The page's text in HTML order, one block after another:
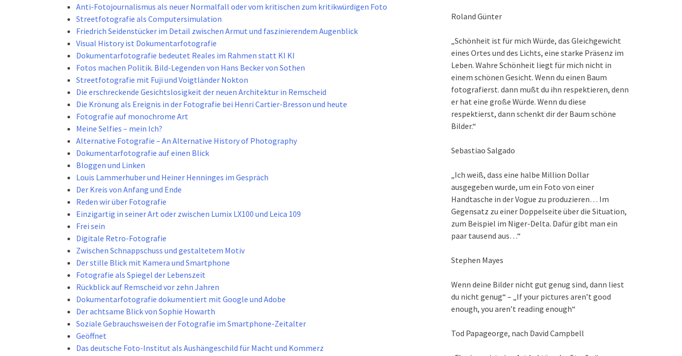
Anti-Fotojournalismus als neuer Normalfall oder vom kritischen zum kritikwürdigen Foto
Streetfotografie als Computersimulation
Friedrich Seidenstücker im Detail zwischen Armut und faszinierendem Augenblick
Visual History ist Dokumentarfotografie
Dokumentarfotografie bedeutet Reales im Rahmen statt KI KI
Fotos machen Politik. Bild-Legenden von Hans Becker von Sothen
Streetfotografie mit Fuji und Voigtländer Nokton
Die erschreckende Gesichtslosigkeit der neuen Architektur in Remscheid
Die Krönung als Ereignis in der Fotografie bei Henri Cartier-Bresson und heute
Fotografie auf monochrome Art
Meine Selfies – mein Ich?
Alternative Fotografie – An Alternative History of Photography
Dokumentarfotografie auf einen Blick
Bloggen und Linken
Louis Lammerhuber und Heiner Henninges im Gespräch
Der Kreis von Anfang und Ende
Reden wir über Fotografie
Einzigartig in seiner Art oder zwischen Lumix LX100 und Leica 109
Frei sein
Digitale Retro-Fotografie
Zwischen Schnappschuss und gestaltetem Motiv
Der stille Blick mit Kamera und Smartphone
Fotografie als Spiegel der Lebenszeit
Rückblick auf Remscheid vor zehn Jahren
Dokumentarfotografie dokumentiert mit Google und Adobe
Der achtsame Blick von Sophie Howarth
Soziale Gebrauchsweisen der Fotografie im Smartphone-Zeitalter
Geöffnet
Das deutsche Foto-Institut als Aushängeschild für Macht und Kommerz
Roland Günter
„Schönheit ist für mich Würde, das Gleichgewicht
eines Ortes und des Lichts, eine starke Präsenz im
Leben. Wahre Schönheit liegt für mich nicht in
einem schönen Gesicht. Wenn du einen Baum
fotografierst. dann mußt du ihn respektieren, denn
er hat eine große Würde. Wenn du diese
respektierst, dann schenkt dir der Baum schöne
Bilder.“
Sebastiao Salgado
„Ich weiß, dass eine halbe Million Dollar
ausgegeben wurde, um ein Foto von einer
Handtasche in der Vogue zu produzieren… Im
Gegensatz zu einer Doppelseite über die Situation,
zum Beispiel im Niger-Delta. Dafür gibt man ein
paar tausend aus…“
Stephen Mayes
Wenn deine Bilder nicht gut genug sind, dann liest
du nicht genug“ – „If your pictures aren’t good
enough, you aren’t reading enough“
Tod Papageorge, nach David Campbell